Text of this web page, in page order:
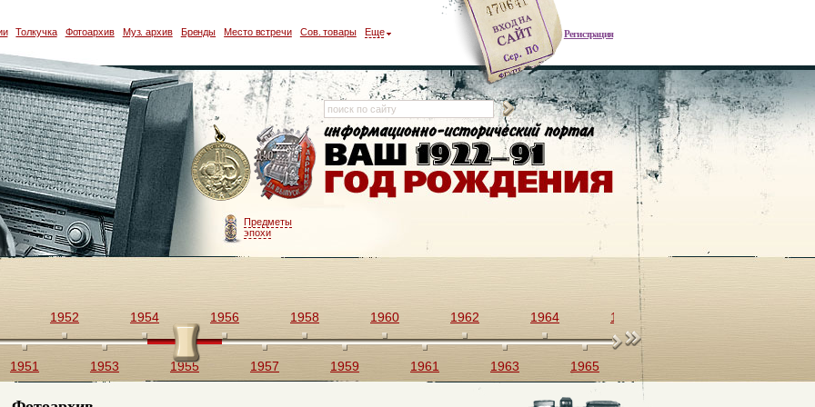
Регистрация
Толкучка Фотоархив Муз. архив Бренды Место встречи Сов. товары Еще
Предметы
эпохи
1951
1952
1953
1954
1955
1956
1957
1958
1959
1960
1961
1962
1963
1964
1965
1966